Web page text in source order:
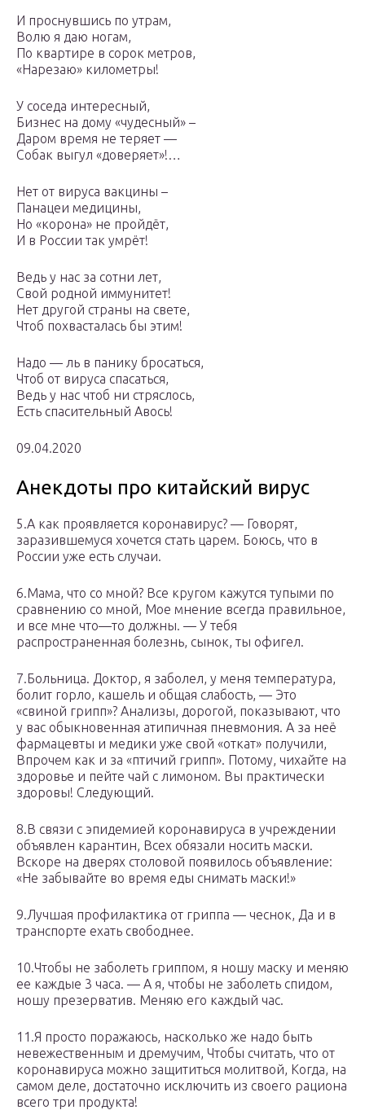
И проснувшись по утрам,
Волю я даю ногам,
По квартире в сорок метров,
«Нарезаю» километры!
У соседа интересный,
Бизнес на дому «чудесный» –
Даром время не теряет —
Собак выгул «доверяет»!…
Нет от вируса вакцины –
Панацеи медицины,
Но «корона» не пройдёт,
И в России так умрёт!
Ведь у нас за сотни лет,
Свой родной иммунитет!
Нет другой страны на свете,
Чтоб похвасталась бы этим!
Надо — ль в панику бросаться,
Чтоб от вируса спасаться,
Ведь у нас чтоб ни стряслось,
Есть спасительный Авось!
09.04.2020
Анекдоты про китайский вирус
5.А как проявляется коронавирус? — Говорят,
заразившемуся хочется стать царем. Боюсь, что в
России уже есть случаи.
6.Мама, что со мной? Все кругом кажутся тупыми по
сравнению со мной, Мое мнение всегда правильное,
и все мне что—то должны. — У тебя
распространенная болезнь, сынок, ты офигел.
7.Больница. Доктор, я заболел, у меня температура,
болит горло, кашель и общая слабость, — Это
«свиной грипп»? Анализы, дорогой, показывают, что
у вас обыкновенная атипичная пневмония. А за неё
фармацевты и медики уже свой «откат» получили,
Впрочем как и за «птичий грипп». Потому, чихайте на
здоровье и пейте чай с лимоном. Вы практически
здоровы! Следующий.
8.В связи с эпидемией коронавируса в учреждении
объявлен карантин, Всех обязали носить маски.
Вскоре на дверях столовой появилось объявление:
«Не забывайте во время еды снимать маски!»
9.Лучшая профилактика от гриппа — чеснок, Да и в
транспорте ехать свободнее.
10.Чтобы не заболеть гриппом, я ношу маску и меняю
ее каждые 3 часа. — А я, чтобы не заболеть спидом,
ношу презерватив. Меняю его каждый час.
11.Я просто поражаюсь, насколько же надо быть
невежественным и дремучим, Чтобы считать, что от
коронавируса можно защититься молитвой, Когда, на
самом деле, достаточно исключить из своего рациона
всего три продукта!